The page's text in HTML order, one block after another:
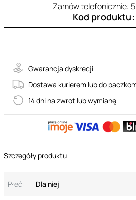
Zamów telefonicznie:
Kod produktu:
Gwarancja dyskrecji
Dostawa kurierem lub do
14 dni na zwrot lub wymianę
Szczegóły produktu
Płeć: Dla niej